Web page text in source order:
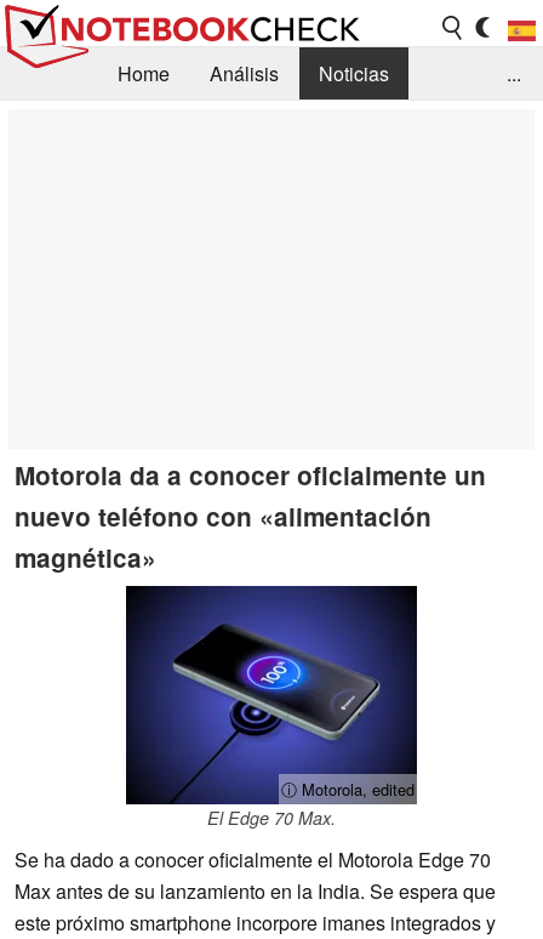
Home Análisis
Noticias
...
Motorola da a conocer oficialmente un
nuevo teléfono con «alimentación
magnética»
ⓘ Motorola, edited
El Edge 70 Max.
Se ha dado a conocer oficialmente el Motorola Edge 70
Max antes de su lanzamiento en la India. Se espera que
este próximo smartphone incorpore imanes integrados y